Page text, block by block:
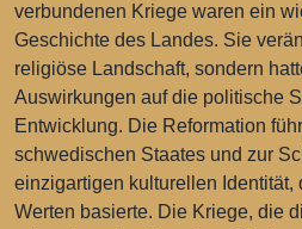
verbundenen Kriege waren ein
Geschichte des Landes. Sie
religiöse Landschaft, sondern
Auswirkungen auf die politische
Entwicklung. Die Reformation
schwedischen Staates und zur
einzigartigen kulturellen Identität,
Werten basierte. Die Kriege, die